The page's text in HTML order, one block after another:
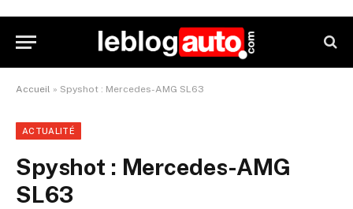
Accueil » Spyshot : Mercedes-AMG SL63
ACTUALITÉ
Spyshot : Mercedes-AMG
SL63